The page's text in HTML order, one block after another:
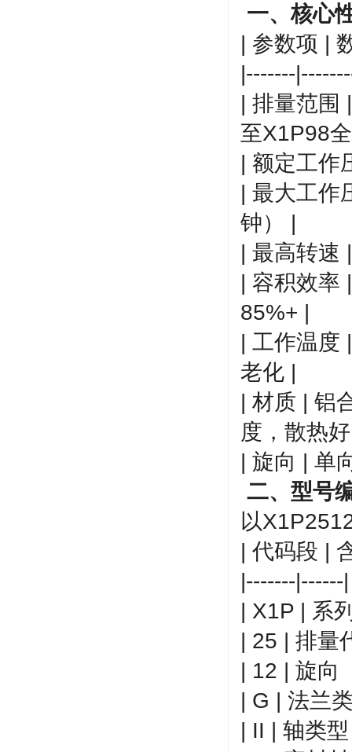
一、核心
| 参数项 |
|-------
| 排量范围
至X1P98
| 额定工作
| 最大工作
钟） |
| 最高转速
| 容积效率
85%+ |
| 工作温
老化 |
| 材质 | 铝
度，散热
| 旋向 | 单
二、型号
以
| 代码段 |
|-------|------|
| X1P | 系
| 25 | 排量
| 12 | 旋向
| G | 法兰
| II | 轴类